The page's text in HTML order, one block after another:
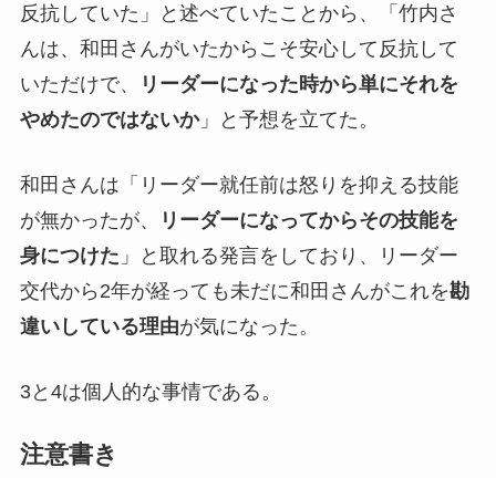
反抗していた」と述べていたことから、「竹内さ
んは、和田さんがいたからこそ安心して反抗して
いただけで、
リーダーになった時から単にそれを
やめたのではないか」と予想を立てた。
和田さんは「リーダー就任前は怒りを抑える技能
が無かったが、
リーダーになってからその技能を
身につけた 」と取れる発言をしており、リーダー
交代から2年が経っても未だに和田さんがこれを勘
違いしている理由が気になった。
3と4は個人的な事情である。
注意書き